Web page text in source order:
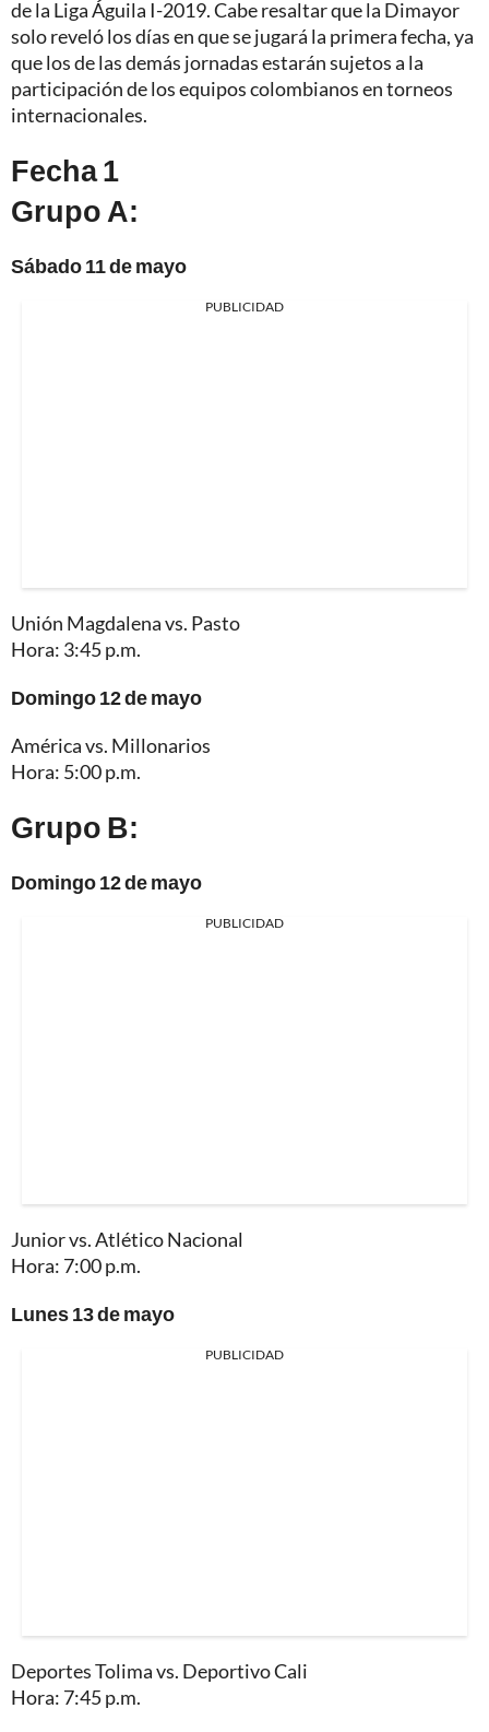
de la Liga Águila I-2019. Cabe resaltar que la Dimayor
solo reveló los días en que se jugará la primera fecha, ya
que los de las demás jornadas estarán sujetos a la
participación de los equipos colombianos en torneos
internacionales.
Fecha 1
Grupo A:
Sábado 11 de mayo
PUBLICIDAD
Unión Magdalena vs. Pasto
Hora: 3:45 p.m.
Domingo 12 de mayo
América vs. Millonarios
Hora: 5:00 p.m.
Grupo B:
Domingo 12 de mayo
PUBLICIDAD
Junior vs. Atlético Nacional
Hora: 7:00 p.m.
Lunes 13 de mayo
PUBLICIDAD
Deportes Tolima vs. Deportivo Cali
Hora: 7:45 p.m.